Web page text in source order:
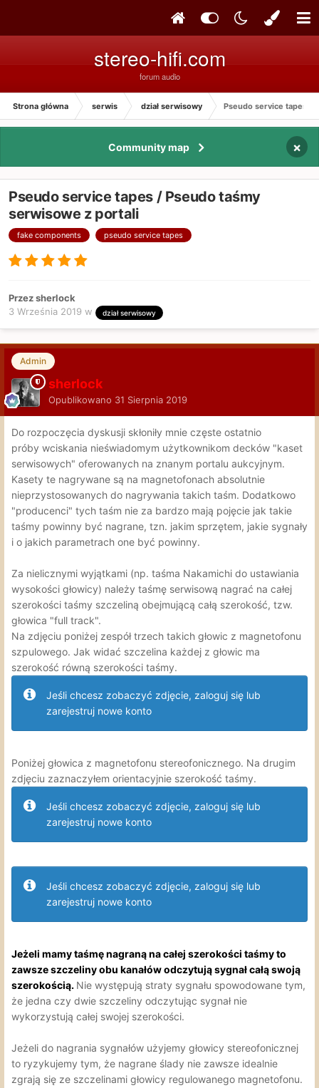
stereo-hifi.com
forum audio
Strona główna serwis dział serwisowy Pseudo service tapes /
Community map ×
Pseudo service tapes / Pseudo taśmy
serwisowe z portali
fake components pseudo service tapes
Przez sherlock
3 Września 2019 w dział serwisowy
Admin
sherlock
Opublikowano 31 Sierpnia 2019
Do rozpoczęcia dyskusji skłoniły mnie częste ostatnio
próby wciskania nieświadomym użytkownikom decków "kaset
serwisowych" oferowanych na znanym portalu aukcyjnym.
Kasety te nagrywane są na magnetofonach absolutnie
nieprzystosowanych do nagrywania takich taśm. Dodatkowo
"producenci" tych taśm nie za bardzo mają pojęcie jak takie
taśmy powinny być nagrane, tzn. jakim sprzętem, jakie sygnały
i o jakich parametrach one być powinny.
Za nielicznymi wyjątkami (np. taśma Nakamichi do ustawiania
wysokości głowicy) należy taśmę serwisową nagrać na całej
szerokości taśmy szczeliną obejmującą całą szerokość, tzw.
głowica "full track".
Na zdjęciu poniżej zespół trzech takich głowic z magnetofonu
szpulowego. Jak widać szczelina każdej z głowic ma
szerokość równą szerokości taśmy.
Jeśli chcesz zobaczyć zdjęcie, zaloguj się lub
zarejestruj nowe konto
Poniżej głowica z magnetofonu stereofonicznego. Na drugim
zdjęciu zaznaczyłem orientacyjnie szerokość taśmy.
Jeśli chcesz zobaczyć zdjęcie, zaloguj się lub
zarejestruj nowe konto
Jeśli chcesz zobaczyć zdjęcie, zaloguj się lub
zarejestruj nowe konto
Jeżeli mamy taśmę nagraną na całej szerokości taśmy to
zawsze szczeliny obu kanałów odczytują sygnał całą swoją
szerokością. Nie występują straty sygnału spowodowane tym,
że jedna czy dwie szczeliny odczytując sygnał nie
wykorzystują całej swojej szerokości.
Jeżeli do nagrania sygnałów użyjemy głowicy stereofonicznej
to ryzykujemy tym, że nagrane ślady nie zawsze idealnie
zgrają się ze szczelinami głowicy regulowanego magnetofonu.